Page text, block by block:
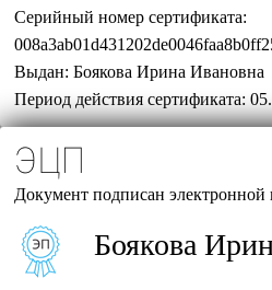
Серийный номер сертификата:
Выдан: Боякова Ирина Ивановна
Период действия сертификата:
ЭЦП
Документ подписан
Боякова